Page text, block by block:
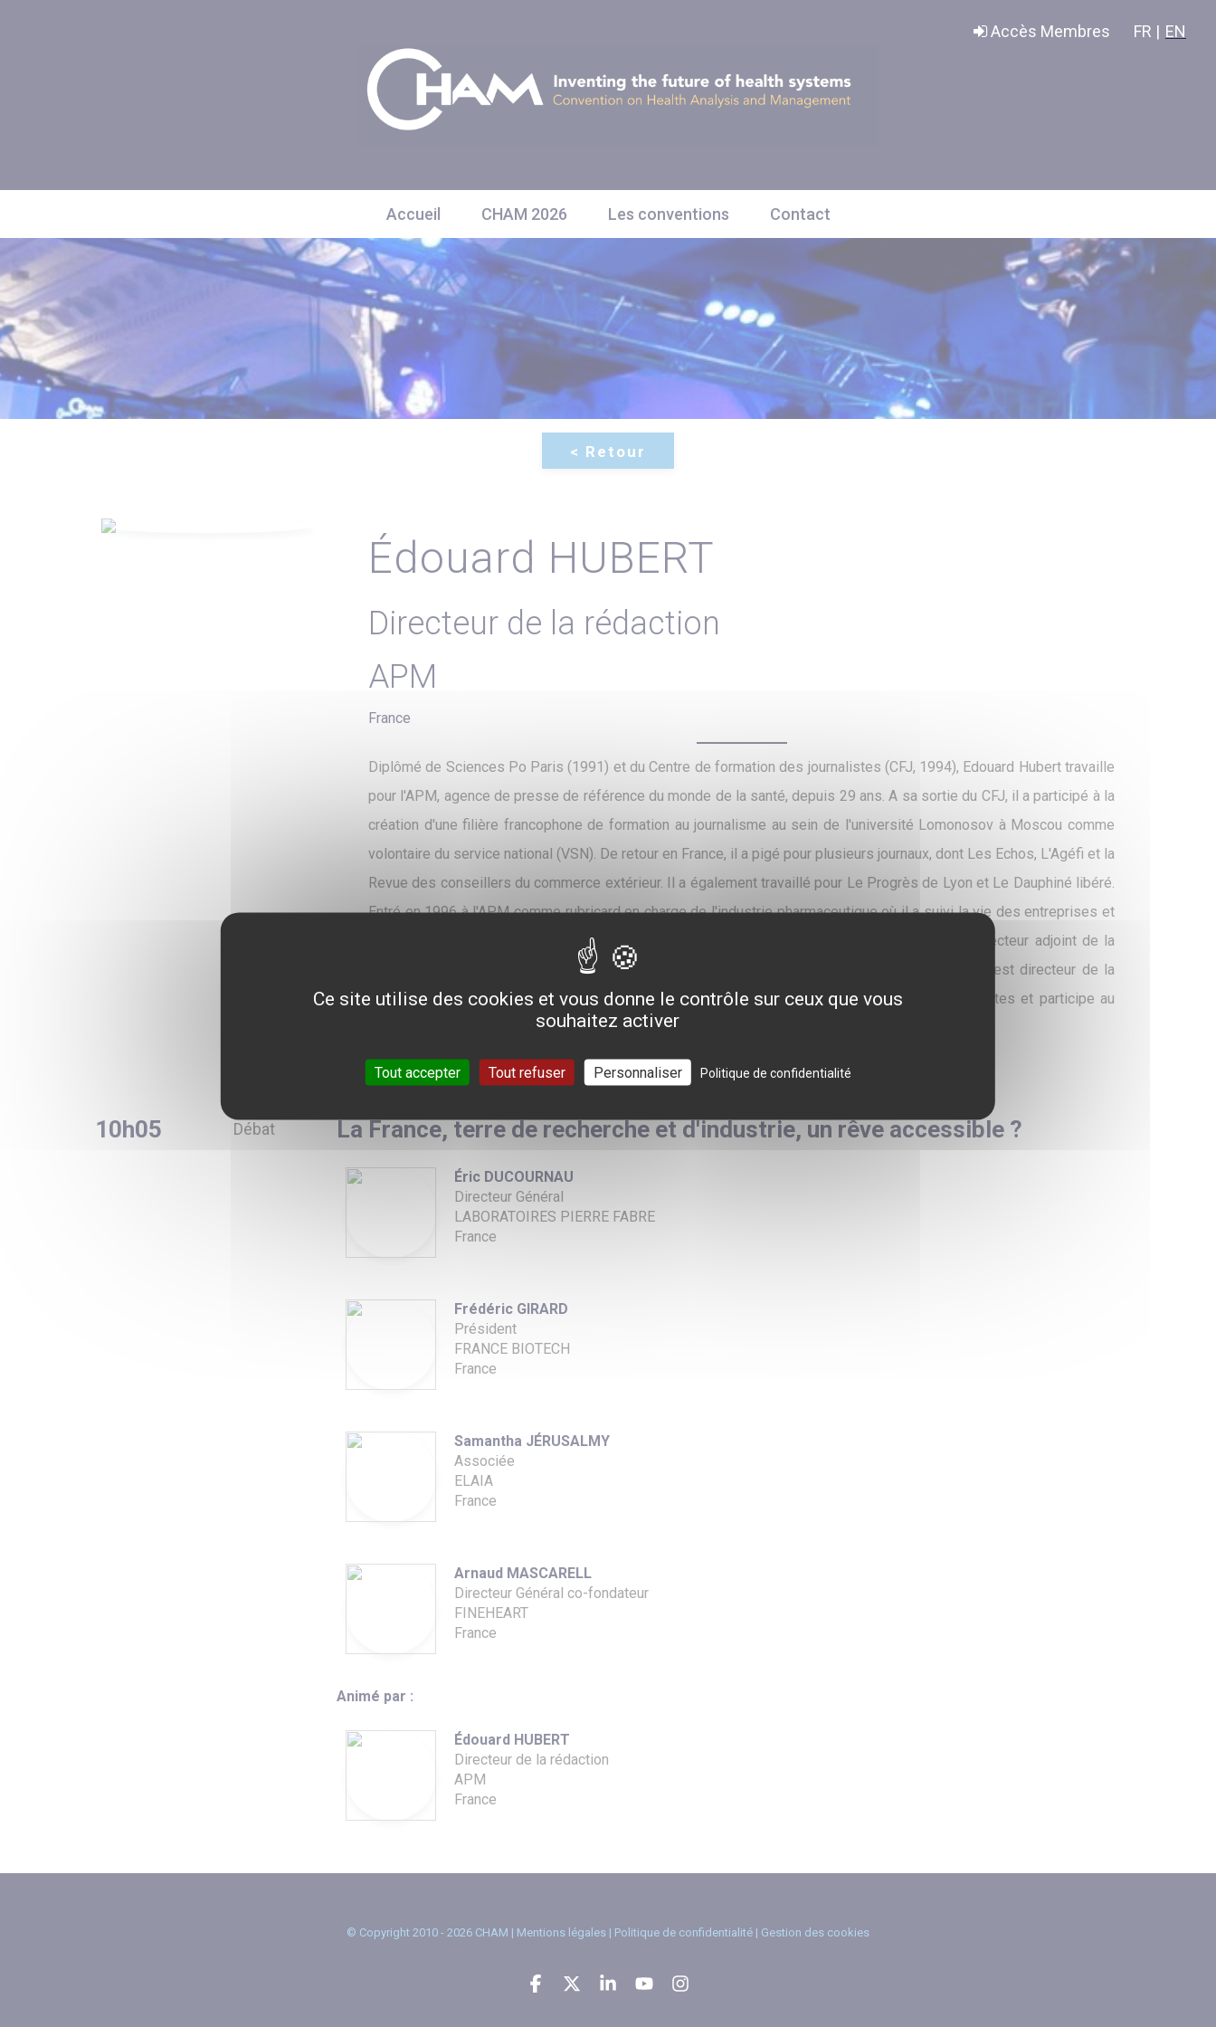
Accès Membres FR | EN
Accueil CHAM 2026 Les conventions Contact
Édouard HUBERT
Directeur de la rédaction
APM
France
Diplômé de Sciences Po Paris (1991) et du Centre de formation des journalistes (CFJ, 1994), Edouard Hubert travaille
pour l'APM, agence de presse de référence du monde de la santé, depuis 29 ans. A sa sortie du CFJ, il a participé à la
création d'une filière francophone de formation au journalisme au sein de l'université Lomonosov à Moscou comme
volontaire du service national (VSN). De retour en France, il a pigé pour plusieurs journaux, dont Les Echos, L'Agéfi et la
Revue des conseillers du commerce extérieur. Il a également travaillé pour Le Progrès de Lyon et Le Dauphiné libéré.
Entré en 1996 à l'APM comme rubricard en charge de l'industrie pharmaceutique où il a suivi la vie des entreprises et
les premiers pas de la vie conventionnelle, il a été nommé rédacteur en chef en 2000 puis directeur adjoint de la
rédaction en 2005, sans perdre de vue ses premières amours pour les industries de santé. Il est directeur de la
rédaction depuis 2018, fonction dans laquelle il coordonne le travail d'une trentaine de journalistes et participe au
développement et à la diversification de l'offre éditoriale.
10h05 Débat La France, terre de recherche et d'industrie, un rêve accessible ?
Éric DUCOURNAU
Directeur Général
LABORATOIRES PIERRE FABRE
France
Frédéric GIRARD
Président
FRANCE BIOTECH
France
Samantha JÉRUSALMY
Associée
ELAIA
France
Arnaud MASCARELL
Directeur Général co-fondateur
FINEHEART
France
Animé par :
Édouard HUBERT
Directeur de la rédaction
APM
France
© Copyright 2010 - 2026 CHAM | Mentions légales | Politique de confidentialité | Gestion des cookies
Ce site utilise des cookies et vous donne le contrôle sur ceux que vous
souhaitez activer
Tout accepter Tout refuser Personnaliser Politique de confidentialité